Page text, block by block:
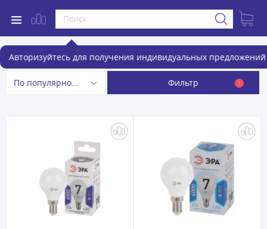
Авторизуйтесь для получения индивидуальных предложений
Лампочки
По популярности Фильтр 1